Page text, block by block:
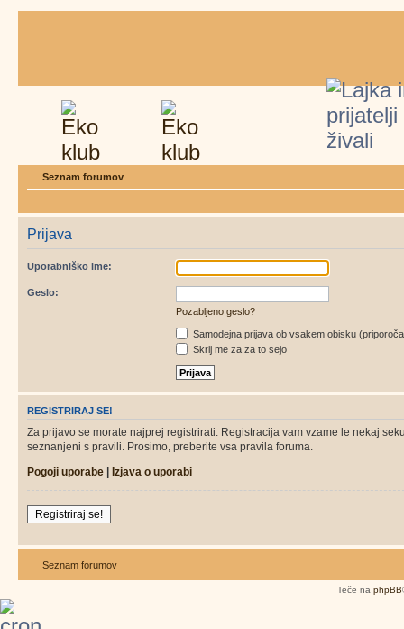
Seznam forumov
Prijava
Uporabniško ime:
Geslo:
Pozabljeno geslo?
Samodejna prijava ob vsakem obisku
Skrij me za za to sejo
REGISTRIRAJ SE!
Za prijavo se morate najprej registrirati. Registracija vam vzame le nekaj
seznanjeni s pravili. Prosimo, preberite vsa pravila foruma.
Pogoji uporabe | Izjava o uporabi
Registriraj se!
Seznam forumov
Teče na phpBB